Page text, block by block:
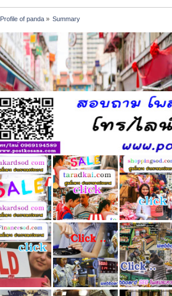
Profile of panda» Summary